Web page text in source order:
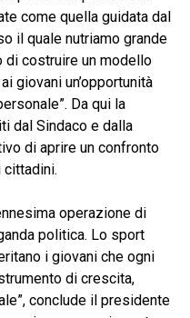
come quella guidata dal
il quale nutriamo grande
di costruire un modello
giovani un’opportunità
Da qui la
dal Sindaco e dalla
di aprire un confronto
operazione di
politica. Lo sport
i giovani che ogni
di crescita,
conclude il presidente